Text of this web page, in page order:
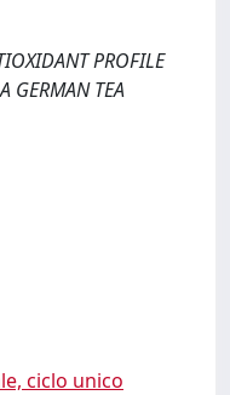
PROFILE
GERMAN TEA
ciclo unico